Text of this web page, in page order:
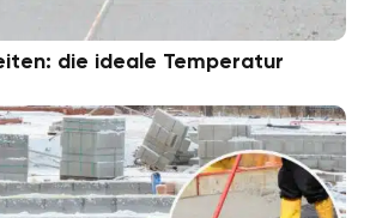
die ideale Temperatur